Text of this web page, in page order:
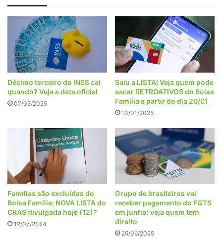
tempo
Décimo terceiro do INSS cai
quando? Veja a data oficial
07/02/2025
Saiu a LISTA! Veja quem pode
sacar RETROATIVOS do Bolsa
Família a partir do dia 20/01
13/01/2025
Famílias são excluídas do
Bolsa Família; NOVA LISTA do
CRAS divulgada hoje (12)?
12/07/2024
Grupo de brasileiros vai
receber pagamento do FGTS
em junho: veja quem tem
direito
25/06/2025